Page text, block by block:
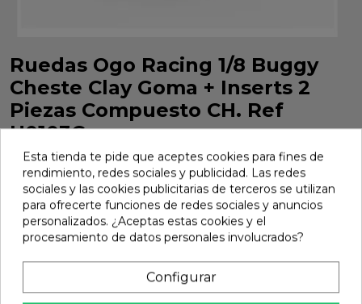
Ruedas Ogo Racing 1/8 Buggy
Cheste Clay Goma + Inserts 2
Piezas Compuesto CH. Ref
H0103C
Ruedas Ogo Racing 1/8 Buggy Cheste Clay Goma + Inserts
2 Piezas Compuesto CH. Ref H0103C
Marca: Ogo Racing Ref: H0103C
17,58 €
Añadir
Esta tienda te pide que aceptes cookies para fines de
rendimiento, redes sociales y publicidad. Las redes
sociales y las cookies publicitarias de terceros se utilizan
para ofrecerte funciones de redes sociales y anuncios
personalizados. ¿Aceptas estas cookies y el
procesamiento de datos personales involucrados?
Configurar